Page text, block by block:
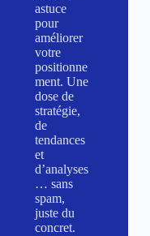
astuce
pour
améliorer
votre
positionne
ment. Une
dose de
stratégie,
de
tendances
et
d’analyses
… sans
spam,
juste du
concret.